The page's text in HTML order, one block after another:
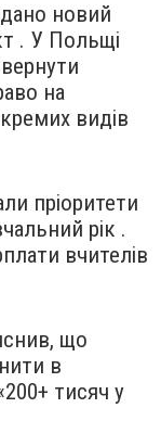
новий
. У Польщі
на
видів
пріоритети
рік .
вчителів
що
в
тисяч у